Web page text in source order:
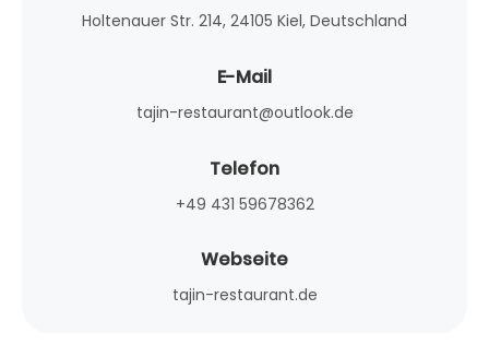
Holtenauer Str. 214, 24105 Kiel, Deutschland
E-Mail
tajin-restaurant@outlook.de
Telefon
+49 431 59678362
Webseite
tajin-restaurant.de